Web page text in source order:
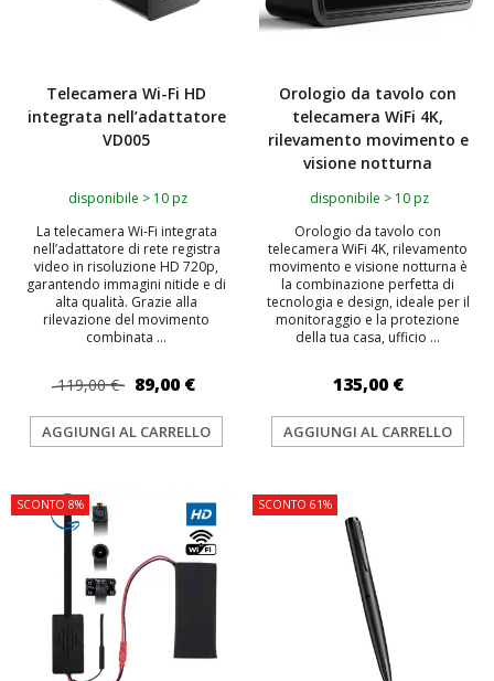
Telecamera Wi-Fi HD
integrata nell’adattatore
VD005
disponibile > 10 pz
La telecamera Wi-Fi integrata
nell’adattatore di rete registra
video in risoluzione HD 720p,
garantendo immagini nitide e di
alta qualità. Grazie alla
rilevazione del movimento
combinata ...
119,00 € 89,00 €
AGGIUNGI AL CARRELLO
Orologio da tavolo con
telecamera WiFi 4K,
rilevamento movimento e
visione notturna
disponibile > 10 pz
Orologio da tavolo con
telecamera WiFi 4K, rilevamento
movimento e visione notturna è
la combinazione perfetta di
tecnologia e design, ideale per il
monitoraggio e la protezione
della tua casa, ufficio ...
135,00 €
AGGIUNGI AL CARRELLO
SCONTO 8% SCONTO 61%